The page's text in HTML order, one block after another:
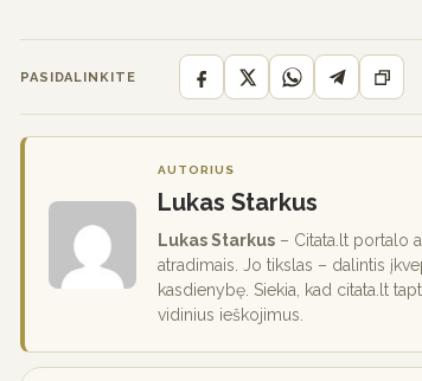
PASIDALINKITE
AUTORIUS
Lukas Starkus
Lukas Starkus – Citata.lt portalo
atradimais. Jo tikslas – dalintis
kasdienybę. Siekia, kad citata.lt
vidinius ieškojimus.